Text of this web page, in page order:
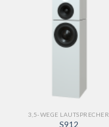
3,5-WEGE LAUTSPRECHER
S912